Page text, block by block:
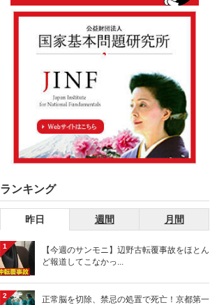
ランキング
昨日 週間 月間
1
【今週のサンモニ】辺野古転覆事故をほとん
ど報道してこなかっ...
2
正常脳を切除、禁忌の処置で死亡！京都第一